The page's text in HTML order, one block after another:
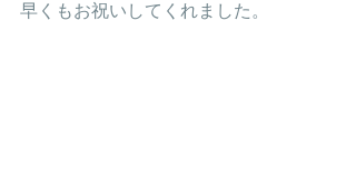
早くもお祝いしてくれました。